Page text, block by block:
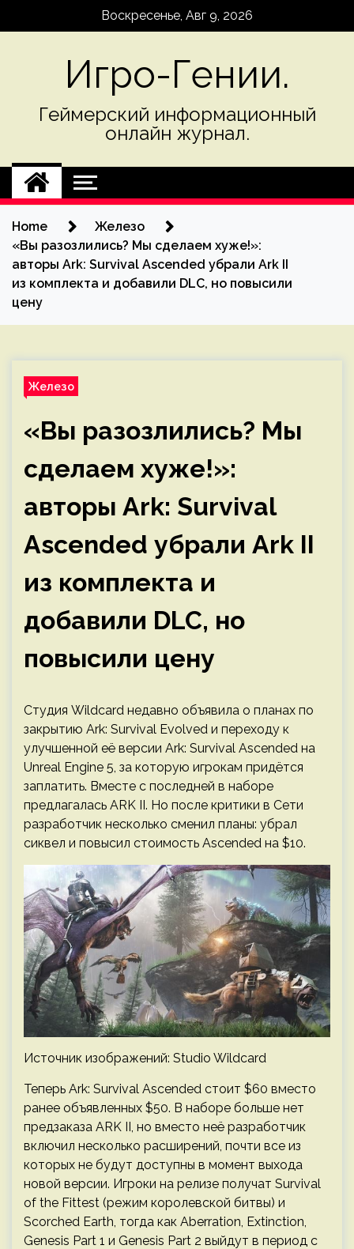
Воскресенье, Авг 9, 2026
Игро-Гении.
Геймерский информационный
онлайн журнал.
Home
Железо
«Вы разозлились? Мы сделаем хуже!»:
авторы Ark: Survival Ascended убрали Ark II
из комплекта и добавили DLC, но повысили
цену
Железо
«Вы разозлились? Мы
сделаем хуже!»:
авторы Ark: Survival
Ascended убрали Ark II
из комплекта и
добавили DLC, но
повысили цену
Студия Wildcard недавно объявила о планах по
закрытию Ark: Survival Evolved и переходу к
улучшенной её версии Ark: Survival Ascended на
Unreal Engine 5, за которую игрокам придётся
заплатить. Вместе с последней в наборе
предлагалась ARK II. Но после критики в Сети
разработчик несколько сменил планы: убрал
сиквел и повысил стоимость Ascended на $10.
Источник изображений: Studio Wildcard
Теперь Ark: Survival Ascended стоит $60 вместо
ранее объявленных $50. В наборе больше нет
предзаказа ARK II, но вместо неё разработчик
включил несколько расширений, почти все из
которых не будут доступны в момент выхода
новой версии. Игроки на релизе получат Survival
of the Fittest (режим королевской битвы) и
Scorched Earth, тогда как Aberration, Extinction,
Genesis Part 1 и Genesis Part 2 выйдут в период с